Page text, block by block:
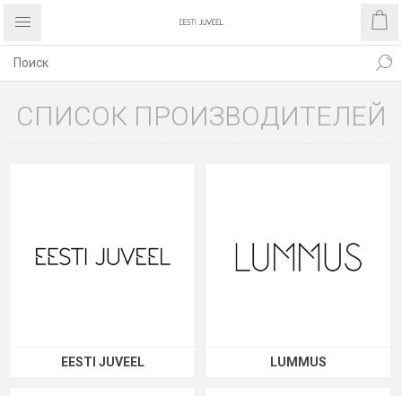
СПИСОК ПРОИЗВОДИТЕЛЕЙ
EESTI JUVEEL LUMMUS